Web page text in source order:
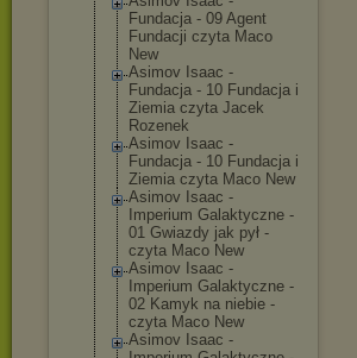
Fundacja - 09 Agent
Fundacji czyta Maco
New
Asimov Isaac -
Fundacja - 10 Fundacja i
Ziemia czyta Jacek
Rozenek
Asimov Isaac -
Fundacja - 10 Fundacja i
Ziemia czyta Maco New
Asimov Isaac -
Imperium Galaktyczne -
01 Gwiazdy jak pył -
czyta Maco New
Asimov Isaac -
Imperium Galaktyczne -
02 Kamyk na niebie -
czyta Maco New
Asimov Isaac -